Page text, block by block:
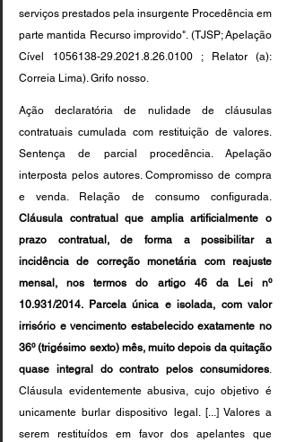
serviços prestados pela insurgente Procedência em
parte mantida Recurso improvido". (TJSP; Apelação
Cível 1056138-29.2021.8.26.0100 ; Relator (a):
Correia Lima). Grifo nosso.
Ação declaratória de nulidade de cláusulas
contratuais cumulada com restituição de valores.
Sentença de parcial procedência. Apelação
interposta pelos autores. Compromisso de compra
Cláusula contratual que amplia artificialmente o
prazo contratual, de forma a possibilitar a
incidência de correção monetária com reajuste
mensal, nos termos do artigo 46 da Lei nº
10.931/2014. Parcela única e isolada, com valor
irrisório e vencimento estabelecido exatamente no
36º (trigésimo sexto) mês, muito depois da quitação
quase integral do contrato pelos consumidores.
Cláusula evidentemente abusiva, cujo objetivo é
unicamente burlar dispositivo legal. [...] Valores a
serem restituídos em favor dos apelantes que